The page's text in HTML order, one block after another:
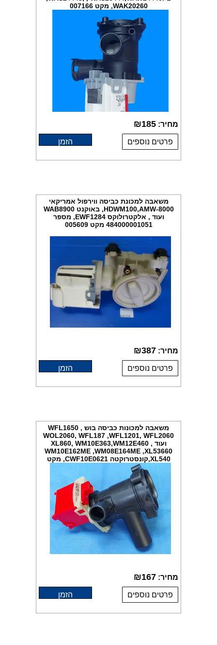
,WAK20260 מקט 007166
מחיר: ₪185
פרטים נוספים הזמן
משאבה למכונת כביסה ווירפול אמריקאי
HDWM100,AMW-8000, באוקנט WAB8900
ועוד , אלקטרולוקס EWF1284, מספר
484000001051 מקט 005609
מחיר: ₪387
פרטים נוספים הזמן
משאבה למכונות כביסה בוש WFL1650 ,
WOL2060, WFL187 ,WFL1201, WFL2060
ועוד XL860, WM10E363,WM12E460 ,
WM10E162ME ,WM08E164ME ,XL53660
,XL540קונסטרוקטה CWF10E0621, מקט
מחיר: ₪167
פרטים נוספים הזמן